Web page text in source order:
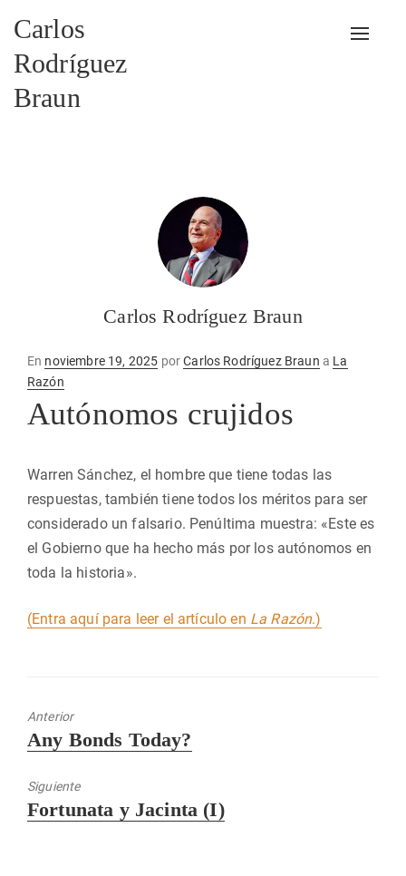
Carlos
Rodríguez
Braun
Carlos Rodríguez Braun
En Publicado
en
noviembre 19, 2025 porCarlos Rodríguez Braun a La
Razón
Autónomos crujidos
Warren Sánchez, el hombre que tiene todas las
respuestas, también tiene todos los méritos para ser
considerado un falsario. Penúltima muestra: «Este es
el Gobierno que ha hecho más por los autónomos en
toda la historia».
(Entra aquí para leer el artículo en La Razón.)
Anterior
Entrada
Any Bonds Today?
Siguiente
Entrada
Fortunata y Jacinta (I)